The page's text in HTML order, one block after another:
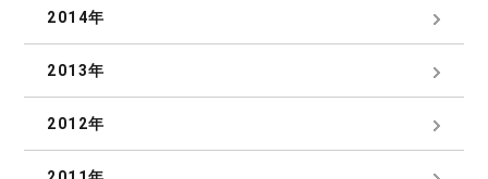
2014年
2013年
2012年